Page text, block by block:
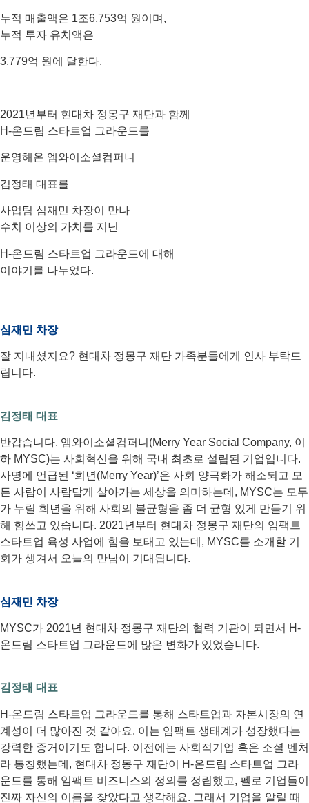
누적 매출액은 1조6,753억 원이며,
누적 투자 유치액은
3,779억 원 에 달한다.
2021년부터 현대차 정몽구 재단과 함께
H-온드림 스타트업 그라운드를
운영해온 엠와이소셜컴퍼니
김정태 대표를
사업팀 심재민 차장이 만나
수치 이상의 가치를 지닌
H-온드림 스타트업 그라운드에 대해
이야기를 나누었다.
심재민 차장
잘 지내셨지요? 현대차 정몽구 재단 가족분들에게 인사 부탁드
립니다.
김정태 대표
반갑습니다. 엠와이소셜컴퍼니(Merry Year Social Company, 이
하 MYSC)는 사회혁신을 위해 국내 최초로 설립된 기업입니다.
사명에 언급된 ‘희년(Merry Year)’은 사회 양극화가 해소되고 모
든 사람이 사람답게 살아가는 세상을 의미하는데, MYSC는 모두
가 누릴 희년을 위해 사회의 불균형을 좀 더 균형 있게 만들기 위
해 힘쓰고 있습니다. 2021년부터 현대차 정몽구 재단의 임팩트
스타트업 육성 사업에 힘을 보태고 있는데, MYSC를 소개할 기
회가 생겨서 오늘의 만남이 기대됩니다.
심재민 차장
MYSC가 2021년 현대차 정몽구 재단의 협력 기관이 되면서 H-
온드림 스타트업 그라운드에 많은 변화가 있었습니다.
김정태 대표
H-온드림 스타트업 그라운드를 통해 스타트업과 자본시장의 연
계성이 더 많아진 것 같아요. 이는 임팩트 생태계가 성장했다는
강력한 증거이기도 합니다. 이전에는 사회적기업 혹은 소셜 벤처
라 통칭했는데, 현대차 정몽구 재단이 H-온드림 스타트업 그라
운드를 통해 임팩트 비즈니스의 정의를 정립했고, 펠로 기업들이
진짜 자신의 이름을 찾았다고 생각해요. 그래서 기업을 알릴 때